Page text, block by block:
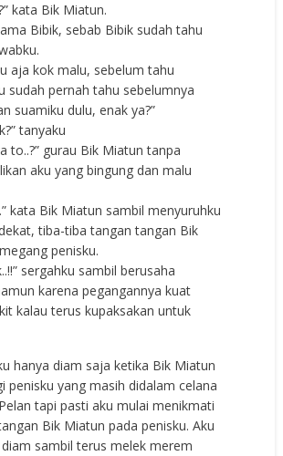
kata Bik Miatun.
Bibik, sebab Bibik sudah tahu
aja kok malu, sebelum tahu
sudah pernah tahu sebelumnya
suamiku dulu, enak ya?”
tanyaku
to..?” gurau Bik Miatun tanpa
aku yang bingung dan malu
kata Bik Miatun sambil menyuruhku
tiba-tiba tangan tangan Bik
penisku.
sergahku sambil berusaha
karena pegangannya kuat
kalau terus kupaksakan untuk
hanya diam saja ketika Bik Miatun
penisku yang masih didalam celana
tapi pasti aku mulai menikmati
Bik Miatun pada penisku. Aku
sambil terus melek merem